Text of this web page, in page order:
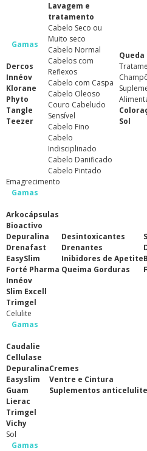
Gamas
Dercos
Innéov
Klorane
Phyto
Tangle
Teezer
Lavagem e
tratamento
Cabelo Seco ou
Muito seco
Cabelo Normal
Cabelos com
Reflexos
Cabelo com Caspa
Cabelo Oleoso
Couro Cabeludo
Sensível
Cabelo Fino
Cabelo
Indisciplinado
Cabelo Danificado
Cabelo Pintado
Queda
Sol
Emagrecimento
Gamas
Arkocápsulas
Bioactivo
Depuralina
Drenafast
EasySlim
Forté Pharma
Innéov
Slim Excell
Trimgel
Desintoxicantes
Drenantes
Inibidores de Apetite
Queima Gorduras
Celulite
Gamas
Caudalie
Cellulase
Depuralina
Easyslim
Guam
Lierac
Trimgel
Vichy
Cremes
Ventre e Cintura
Suplementos anticelulite
Sol
Gamas